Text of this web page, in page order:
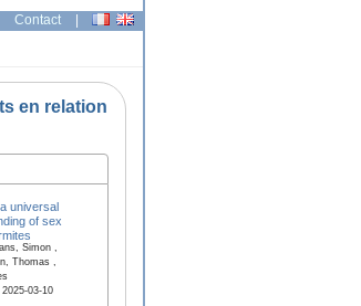
Contact |
en relation
universal
of sex
Simon ,
Thomas ,
03-10